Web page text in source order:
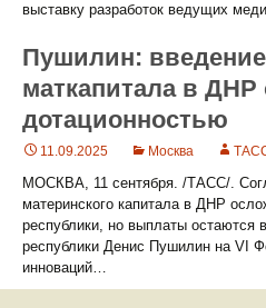
выставку разработок ведущих
Пушилин: введение
маткапитала в ДНР
дотационностью
11.09.2025 Москва
МОСКВА, 11 сентября. /ТАСС/.
материнского капитала в ДНР
республики, но выплаты
республики Денис Пушилин на VI
инноваций…